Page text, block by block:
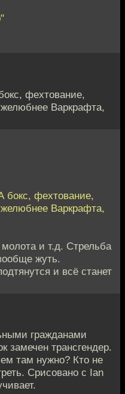
фехтование,
Варкрафта,
бокс, фехтование,
Варкрафта,
и т.д. Стрельба
жуть.
и всё станет
гражданами
замечен трансгендер.
там нужно? Кто не
Срисовано с Ian